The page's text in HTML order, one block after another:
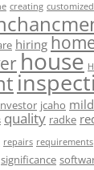
creating customized
hiring
house
jcaho
quality radke
repairs requirements
significance